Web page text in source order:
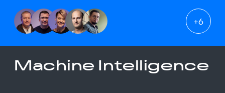
+6
Machine Intelligence